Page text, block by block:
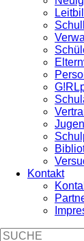
Kontakt